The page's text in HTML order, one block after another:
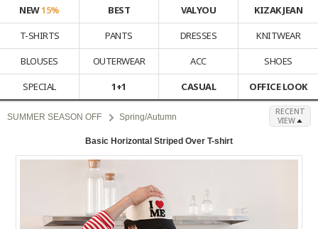
NEW15% BEST VALYOU
KIZAK JEAN
T-SHIRTS
PANTS DRESSES
KNITWEAR
BLOUSES
OUTERWEAR ACC
SHOES
SPECIAL
1+1 CASUAL OFFICE LOOK
SUMMER SEASON OFF Spring/Autumn
RECENT
VIEW
Basic Horizontal Striped Over T-shirt